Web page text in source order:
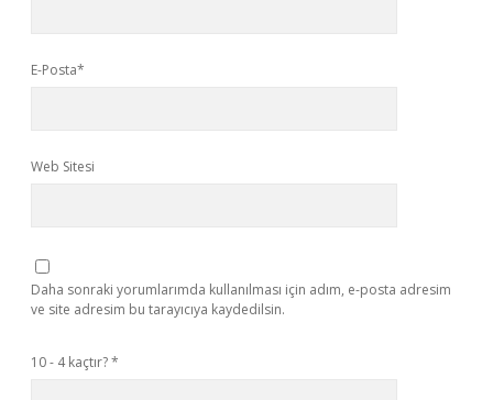
E-Posta*
Web Sitesi
Daha sonraki yorumlarımda kullanılması için adım, e-posta adresim
ve site adresim bu tarayıcıya kaydedilsin.
10 - 4 kaçtır?*